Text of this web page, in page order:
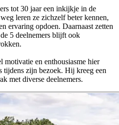
tot 30 jaar een inkijkje in de
leren ze zichzelf beter kennen,
ervaring opdoen. Daarnaast zetten
5 deelnemers blijft ook
motivatie en enthousiasme hier
tijdens zijn bezoek. Hij kreeg een
met diverse deelnemers.